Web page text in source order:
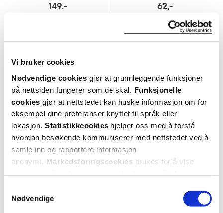
Vi bruker cookies
Nødvendige cookies gjør at grunnleggende funksjoner
på nettsiden fungerer som de skal. Funksjonelle
cookies gjør at nettstedet kan huske informasjon om for
eksempel dine preferanser knyttet til språk eller
lokasjon. Statistikkcookies hjelper oss med å forstå
hvordan besøkende kommuniserer med nettstedet ved å
samle inn og rapportere informasjon
anonymt. Markedsføringscookies brukes for å vise
Nødvendige
149,- 62,-
Kjøp
Super
Asan Canesten